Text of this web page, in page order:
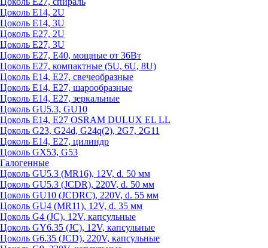
Цоколь Е14, 2U
Цоколь Е14, 3U
Цоколь Е27, 2U
Цоколь Е27, 3U
Цоколь Е27, Е40, мощные от 36Вт
Цоколь Е27, компактные (5U, 6U, 8U)
Цоколь Е14, Е27, свечеобразные
Цоколь Е14, Е27, шарообразные
Цоколь Е14, Е27, зеркальные
Цоколь GU5.3, GU10
Цоколь Е14, Е27 OSRAM DULUX EL LL
Цоколь G23, G24d, G24q(2), 2G7, 2G11
Цоколь Е14, Е27, цилиндр
Цоколь GX53, G53
Галогенные
Цоколь GU5.3 (MR16), 12V, d. 50 мм
Цоколь GU5.3 (JCDR), 220V, d. 50 мм
Цоколь GU10 (JCDRC), 220V, d. 55 мм
Цоколь GU4 (MR11), 12V, d. 35 мм
Цоколь G4 (JC), 12V, капсульные
Цоколь GY6.35 (JC), 12V, капсульные
Цоколь G6.35 (JCD), 220V, капсульные